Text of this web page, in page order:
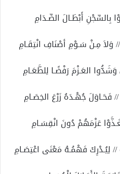
بِالسِّجْنِ أَبْطَـالَ الصِّـدَامِ
وَلاَ مِـنْ سَـوْمِ أصْنَافِ انْتِقَـامِ
العَـزْمَ رَفْضًـا لِلطَّعَـامِ
فَحَـاوَلَ جُهْـدَهُ زَرْعَ الخِصَـامِ
عَزْمَهُمْ دُونَ انْقِسَـامِ
فَهْمُـهُ مَعْنَى اعْتِصَـامِ